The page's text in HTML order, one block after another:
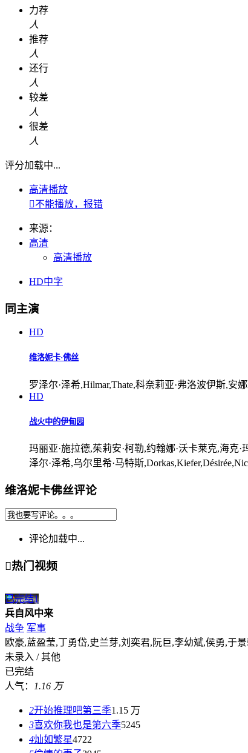
力荐
人
推荐
人
还行
人
较差
人
很差
人
评分加载中...
高清播放
不能播放，报错
来源：
高清
高清播放
HD中字
同主演
HD
维洛妮卡·佛丝
罗泽尔·泽希,Hilmar,Thate,科奈莉亚·弗洛波伊斯,安
HD
战火中的伊甸园
玛丽亚·施拉德,茱莉安·柯勒,约翰娜·沃卡莱克,海克·
泽尔·泽希,乌尔里希·马特斯
维洛妮卡佛丝评论
评论加载中...
热门视频
已完结1
兵自风中来
战争 军事
欧豪,蓝盈莹,丁勇岱,史兰芽,刘奕君,阮巨,李幼斌,侯勇,于
未录入 / 其他
已完结
人气：
1.16 万
2开始推理吧第三季1.15 万
3喜欢你我也是第六季5245
4灿如繁星4722